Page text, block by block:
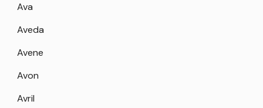
Ava
Aveda
Avene
Avon
Avril